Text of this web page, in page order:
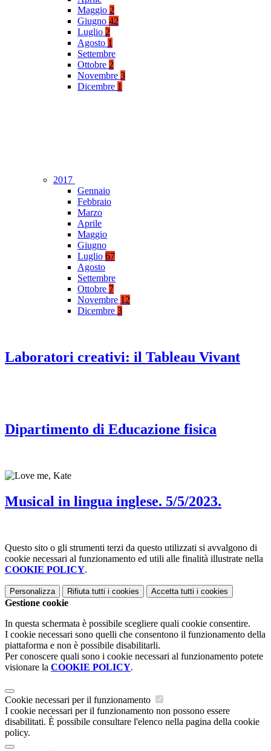
Maggio 2
Giugno 42
Luglio 2
Agosto 1
Settembre
Ottobre 2
Novembre 3
Dicembre 1
2017
Gennaio
Febbraio
Marzo
Aprile
Maggio
Giugno
Luglio 67
Agosto
Settembre
Ottobre 7
Novembre 12
Dicembre 3
Laboratori creativi: il Tableau Vivant
Dipartimento di Educazione fisica
Musical in lingua inglese. 5/5/2023.
Questo sito o gli strumenti terzi da questo utilizzati si avvalgono di
cookie necessari al funzionamento ed utili alle finalità illustrate nella
COOKIE POLICY.
Personalizza Rifiuta tutti i cookies Accetta tutti i cookies
Gestione cookie
In questa schermata è possibile scegliere quali cookie consentire.
I cookie necessari sono quelli che consentono il funzionamento della
piattaforma e non è possibile disabilitarli.
Per conoscere quali sono i cookie necessari al funzionamento potete
visionare la COOKIE POLICY.
Cookie necessari per il funzionamento
I cookie necessari per il funzionamento non possono essere
disabilitati. È possibile consultare l'elenco nella pagina della cookie
policy.